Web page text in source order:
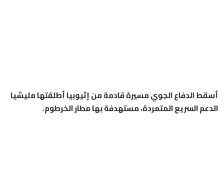
أسقط الدفاع الجوي مسيرة قادمة من إثيوبيا أطلقتها مليشيا
الدعم السريع المتمردة، مستهدفة بها مطار الخرطوم.